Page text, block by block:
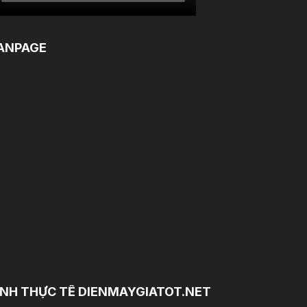
THỰC TẾ DIENMAYGIATOT.NET